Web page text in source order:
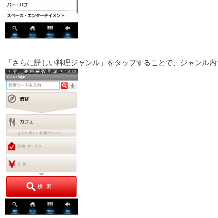
「さらに詳しい料理ジャンル」をタップすることで、ジャンル